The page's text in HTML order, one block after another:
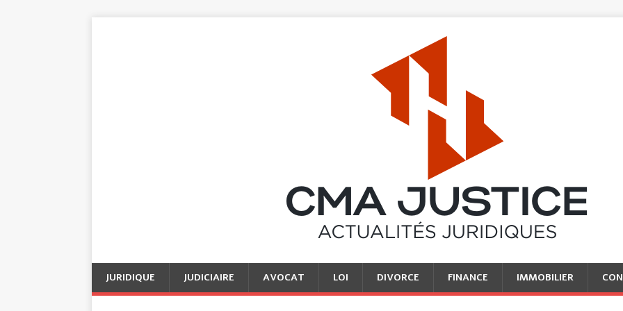
JURIDIQUE JUDICIAIRE AVOCAT LOI DIVORCE FINANCE IMMOBILIER